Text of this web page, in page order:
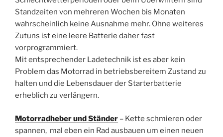
Standzeiten von mehreren Wochen bis Monaten
wahrscheinlich keine Ausnahme mehr. Ohne weiteres
Zutuns ist eine leere Batterie daher fast
vorprogrammiert.
Mit entsprechender Ladetechnik ist es aber kein
Problem das Motorrad in betriebsbereitem Zustand zu
halten und die Lebensdauer der Starterbatterie
erheblich zu verlängern.
Motorradheber und Ständer – Kette schmieren oder
spannen, mal eben ein Rad ausbauen um einen neuen